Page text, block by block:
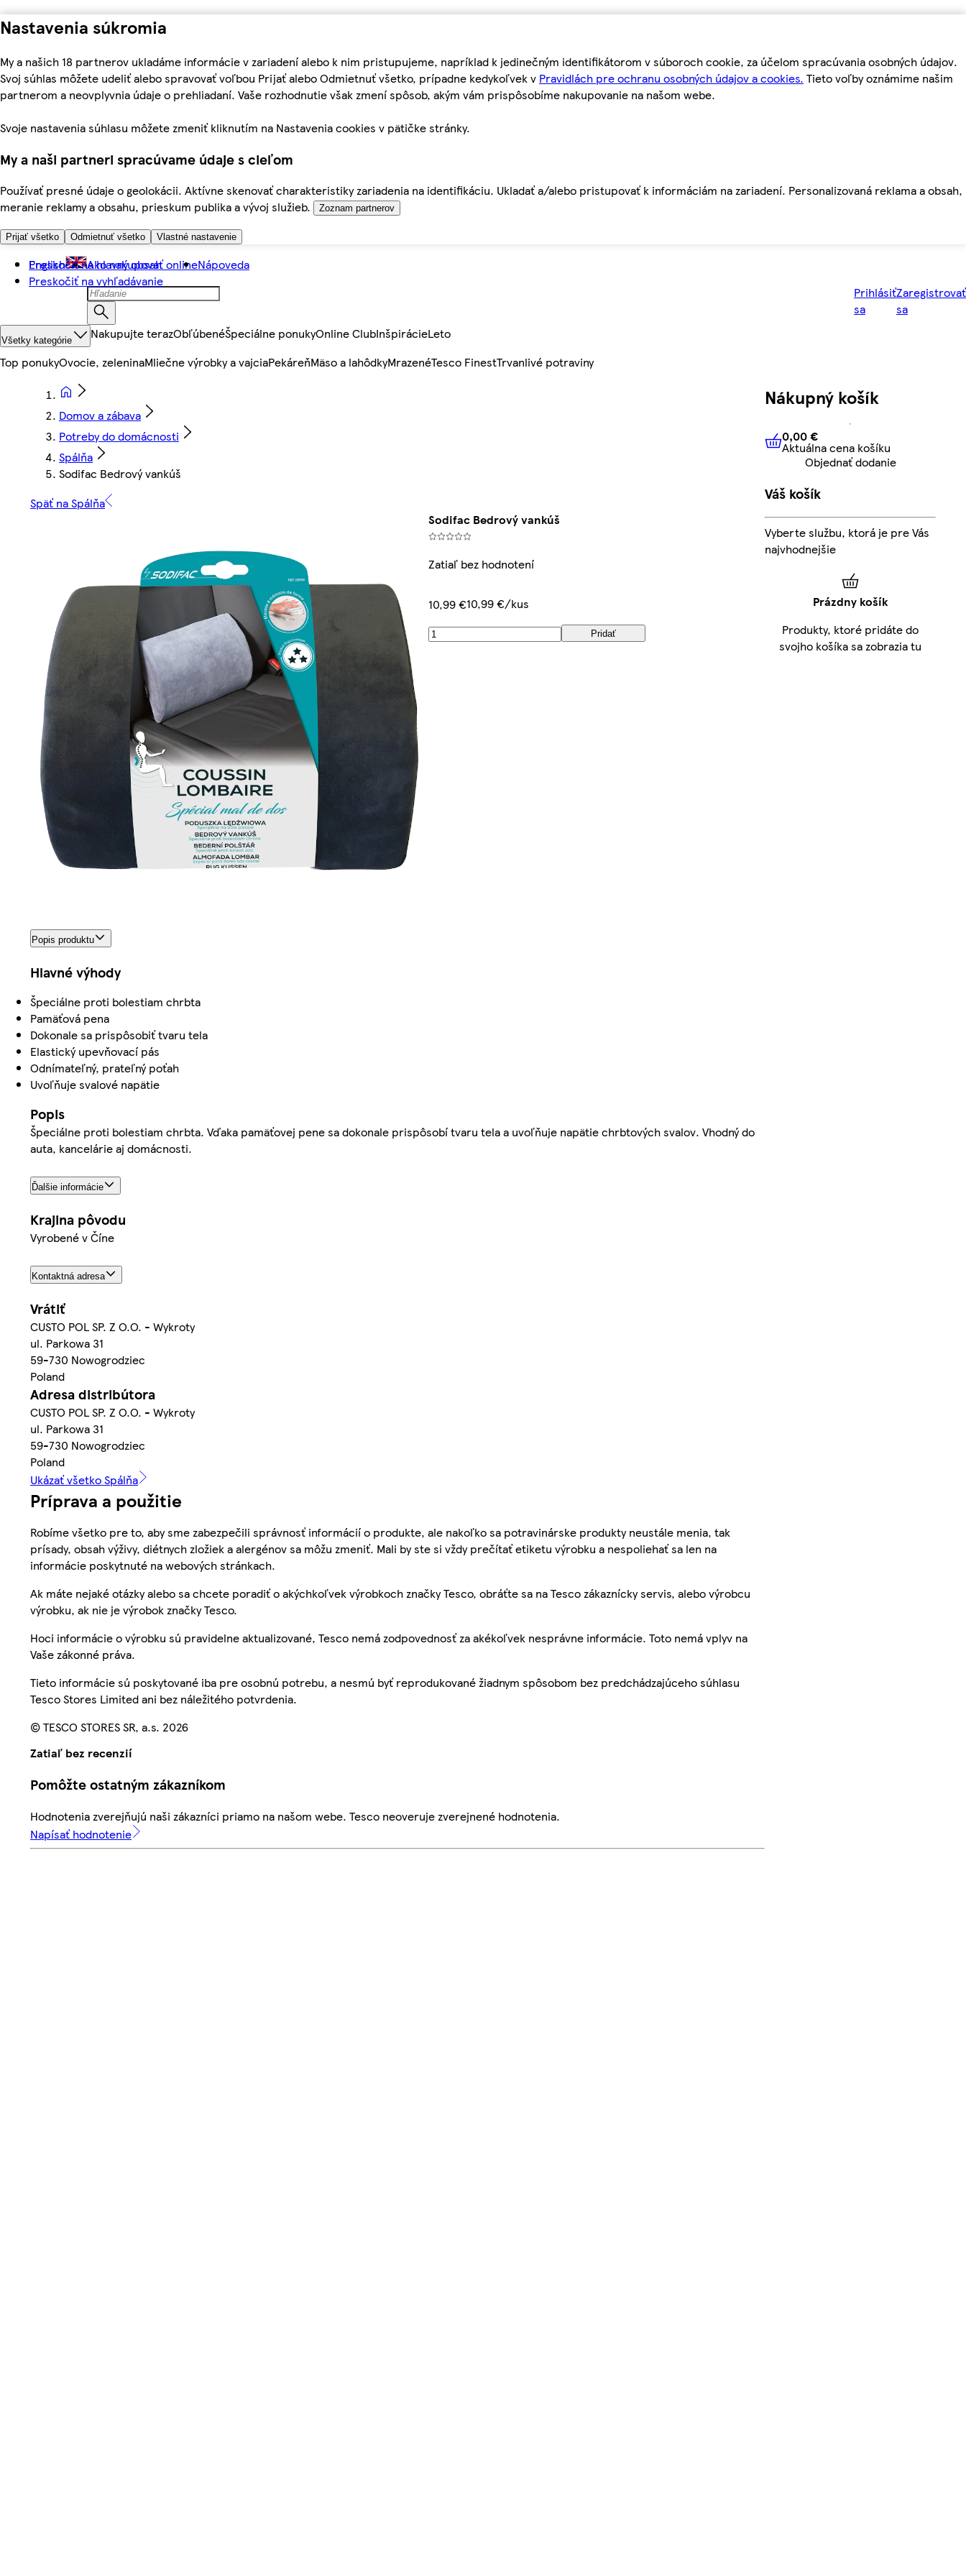
Nastavenia súkromia
My a našich 18 partnerov ukladáme informácie v zariadení alebo k nim pristupujeme, napríklad k jedinečným identifikátorom v súboroch cookie, za účelom spracúvania osobných údajov.
Svoj súhlas môžete udeliť alebo spravovať voľbou Prijať alebo Odmietnuť všetko, prípadne kedykoľvek v Pravidlách pre ochranu osobných údajov a cookies. Tieto voľby oznámime našim
partnerom a neovplyvnia údaje o prehliadaní. Vaše rozhodnutie však zmení spôsob, akým vám prispôsobíme nakupovanie na našom webe.
Svoje nastavenia súhlasu môžete zmeniť kliknutím na Nastavenia cookies v pätičke stránky.
My a naši partneri spracúvame údaje s cieľom
Používať presné údaje o geolokácii. Aktívne skenovať charakteristiky zariadenia na identifikáciu. Ukladať a/alebo pristupovať k informáciám na zariadení. Personalizovaná reklama a obsah,
meranie reklamy a obsahu, prieskum publika a vývoj služieb.
Zoznam partnerov
Prijať všetko Odmietnuť všetko Vlastné nastavenie
Preskočiť na hlavný obsah
Preskočiť na vyhľadávanie
English Ako nakupovať onlineNápoveda
Prihlásiť
sa
Zaregistrovať
sa
Všetky kategórie Nakupujte terazObľúbenéŠpeciálne ponukyOnline ClubInšpirácieLeto
Top ponukyOvocie, zeleninaMliečne výrobky a vajciaPekáreňMäso a lahôdkyMrazenéTesco FinestTrvanlivé potraviny
Domov a zábava
Potreby do domácnosti
Spálňa
Sodifac Bedrový vankúš
Späť na Spálňa
Sodifac Bedrový vankúš
Zatiaľ bez hodnotení
10,99 €10,99 €/kus
Pridať
Popis produktu
Hlavné výhody
Špeciálne proti bolestiam chrbta
Pamäťová pena
Dokonale sa prispôsobiť tvaru tela
Elastický upevňovací pás
Odnímateľný, prateľný poťah
Uvoľňuje svalové napätie
Popis
Špeciálne proti bolestiam chrbta. Vďaka pamäťovej pene sa dokonale prispôsobí tvaru tela a uvoľňuje napätie chrbtových svalov. Vhodný do
auta, kancelárie aj domácnosti.
Ďalšie informácie
Krajina pôvodu
Vyrobené v Číne
Kontaktná adresa
Vrátiť
CUSTO POL SP. Z O.O. - Wykroty
ul. Parkowa 31
59-730 Nowogrodziec
Poland
Adresa distribútora
CUSTO POL SP. Z O.O. - Wykroty
ul. Parkowa 31
59-730 Nowogrodziec
Poland
Ukázať všetko Spálňa
Príprava a použitie
Robíme všetko pre to, aby sme zabezpečili správnosť informácií o produkte, ale nakoľko sa potravinárske produkty neustále menia, tak
prísady, obsah výživy, diétnych zložiek a alergénov sa môžu zmeniť. Mali by ste si vždy prečítať etiketu výrobku a nespoliehať sa len na
informácie poskytnuté na webových stránkach.
Ak máte nejaké otázky alebo sa chcete poradiť o akýchkoľvek výrobkoch značky Tesco, obráťte sa na Tesco zákaznícky servis, alebo výrobcu
výrobku, ak nie je výrobok značky Tesco.
Hoci informácie o výrobku sú pravidelne aktualizované, Tesco nemá zodpovednosť za akékoľvek nesprávne informácie. Toto nemá vplyv na
Vaše zákonné práva.
Tieto informácie sú poskytované iba pre osobnú potrebu, a nesmú byť reprodukované žiadnym spôsobom bez predchádzajúceho súhlasu
Tesco Stores Limited ani bez náležitého potvrdenia.
© TESCO STORES SR, a.s. 2026
Zatiaľ bez recenzií
Pomôžte ostatným zákazníkom
Hodnotenia zverejňujú naši zákazníci priamo na našom webe. Tesco neoveruje zverejnené hodnotenia.
Napísať hodnotenie
Nákupný košík
0,00 € Aktuálna cena košíku
0,00 €
Aktuálna cena košíku
Objednať dodanie
Váš košík
Vyberte službu, ktorá je pre Vás
najvhodnejšie
Prázdny košík
Produkty, ktoré pridáte do
svojho košíka sa zobrazia tu